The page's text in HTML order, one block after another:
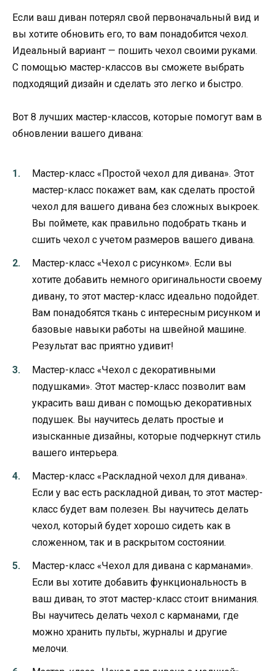
Если ваш диван потерял свой первоначальный вид и
вы хотите обновить его, то вам понадобится чехол.
Идеальный вариант — пошить чехол своими руками.
С помощью мастер-классов вы сможете выбрать
подходящий дизайн и сделать это легко и быстро.
Вот 8 лучших мастер-классов, которые помогут вам в
обновлении вашего дивана:
Мастер-класс «Простой чехол для дивана». Этот
мастер-класс покажет вам, как сделать простой
чехол для вашего дивана без сложных выкроек.
Вы поймете, как правильно подобрать ткань и
сшить чехол с учетом размеров вашего дивана.
Мастер-класс «Чехол с рисунком». Если вы
хотите добавить немного оригинальности своему
дивану, то этот мастер-класс идеально подойдет.
Вам понадобятся ткань с интересным рисунком и
базовые навыки работы на швейной машине.
Результат вас приятно удивит!
Мастер-класс «Чехол с декоративными
подушками». Этот мастер-класс позволит вам
украсить ваш диван с помощью декоративных
подушек. Вы научитесь делать простые и
изысканные дизайны, которые подчеркнут стиль
вашего интерьера.
Мастер-класс «Раскладной чехол для дивана».
Если у вас есть раскладной диван, то этот мастер-
класс будет вам полезен. Вы научитесь делать
чехол, который будет хорошо сидеть как в
сложенном, так и в раскрытом состоянии.
Мастер-класс «Чехол для дивана с карманами».
Если вы хотите добавить функциональность в
ваш диван, то этот мастер-класс стоит внимания.
Вы научитесь делать чехол с карманами, где
можно хранить пульты, журналы и другие
мелочи.